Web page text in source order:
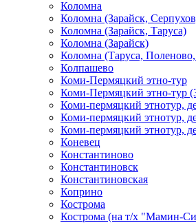
Коломна
Коломна (Зарайск,
Коломна (Зарайск, Таруса)
Коломна (Зарайск)
Коломна (Таруса, Поленово,
Колпашево
Коми-Пермяцкий этно-тур
Коми-Пермяцкий этно-тур
Коми-пермяцкий этнотур,
Коми-пермяцкий этнотур,
Коми-пермяцкий этнотур,
Коневец
Константиново
Константиновск
Константиновская
Коприно
Кострома
Кострома (на т/х "Мамин-